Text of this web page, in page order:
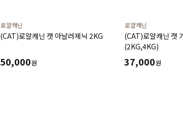
로얄캐닌
(CAT)로얄캐닌 캣 아날러제닉 2KG
50,000원
로얄캐닌
(CAT)로얄캐닌 캣
(2KG,4KG)
37,000원